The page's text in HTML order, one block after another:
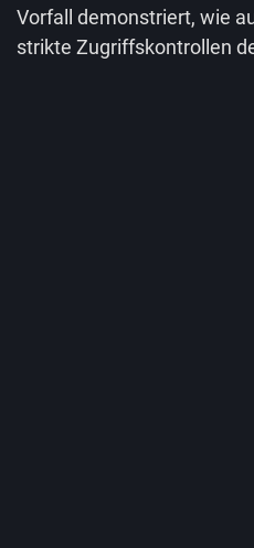
Vorfall demonstriert, wie
strikte Zugriffskontrollen